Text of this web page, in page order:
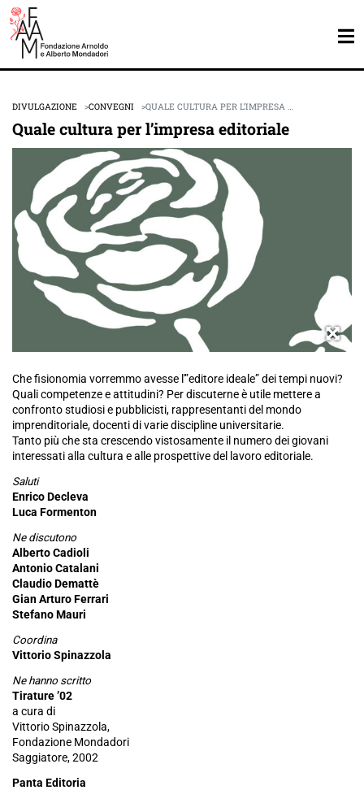
DIVULGAZIONE CONVEGNI QUALE CULTURA PER L’IMPRESA …
Quale cultura per l’impresa editoriale
Che fisionomia vorremmo avesse l'”editore ideale” dei tempi nuovi?
Quali competenze e attitudini? Per discuterne è utile mettere a
confronto studiosi e pubblicisti, rappresentanti del mondo
imprenditoriale, docenti di varie discipline universitarie.
Tanto più che sta crescendo vistosamente il numero dei giovani
interessati alla cultura e alle prospettive del lavoro editoriale.
Saluti
Enrico Decleva
Luca Formenton
Ne discutono
Alberto Cadioli
Antonio Catalani
Claudio Demattè
Gian Arturo Ferrari
Stefano Mauri
Coordina
Vittorio Spinazzola
Ne hanno scritto
Tirature ’02
a cura di
Vittorio Spinazzola,
Fondazione Mondadori
Saggiatore, 2002
Panta Editoria